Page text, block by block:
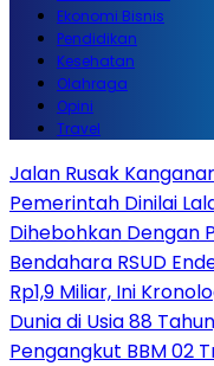
Ekonomi Bisnis
Pendidikan
Kesehatan
Olahraga
Opini
Travel
Jalan Rusak
Pemerintah Dinilai
Dihebohkan Dengan
Bendahara RSUD
Rp1,9 Miliar, Ini
Dunia di Usia 88
Pengangkut BBM 02